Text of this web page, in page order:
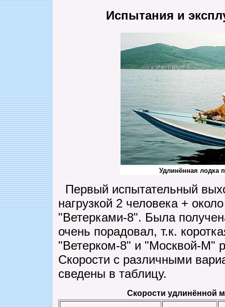
Испытания и
Удлинённая лодка
Первый испытательный
нагрузкой 2 человека +
"Ветерками-8". Была
очень порадовал, т.к.
"Ветерком-8" и "Москвой-М"
Скорости с различными
сведены в таблицу.
Скорости удлинённой